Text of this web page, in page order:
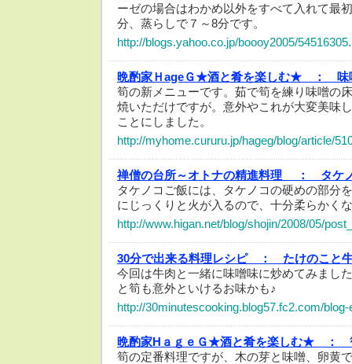
ーゼの場合はわかめ以外をすべて入れて最
分、蒸らしで７～8分です。
http://blogs.yahoo.co.jp/boooy2005/
晩酌家ＨageＧ★酒と肴を楽しむ★ ：
味
筍の新メニューです。茹で筍を練り味噌の
焼いただけですが。意外やこれが大変美味
ことにしました。
http://myhome.cururu.jp/hageg/blog/article/
禅僧の台所～オトナの精進料理 ：
タケ
タケノコご飯には、タケノコの硬めの部分
にじっくりと火が入るので、十分柔らかく
http://www.higan.net/blog/shojin/2008/05/
30分で出来る料理レシピ ：
たけのこと
今回は牛肉と一緒に味噌味に炒めてみまし
と筍も意外といけるお味かも♪
http://30minutescooking.blog57.fc2.com/
晩酌家HａｇｅＧ★酒と肴を楽しむ★ ：
筍の定番料理ですが、木の芽と味噌、卵黄